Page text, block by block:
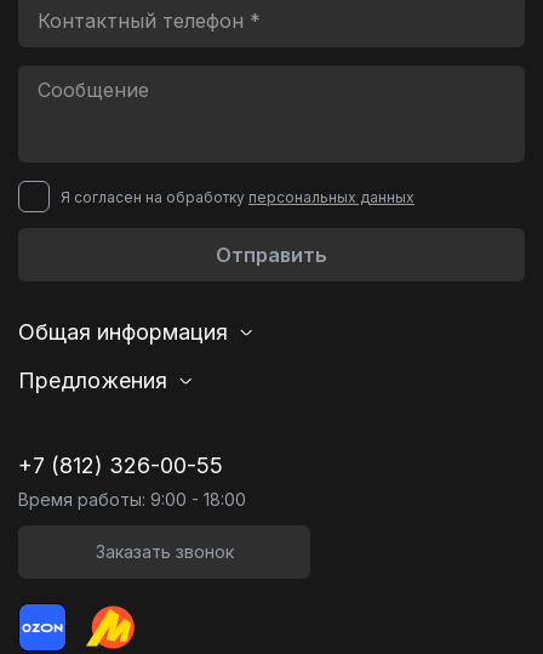
Я согласен на обработку персональных данных
Отправить
Общая информация
Предложения
+7 (812) 326-00-55
Время работы: 9:00 - 18:00
Заказать звонок